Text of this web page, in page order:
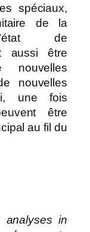
spéciaux,
de la
de
aussi être
nouvelles
une fois
être
au fil du
analyses in